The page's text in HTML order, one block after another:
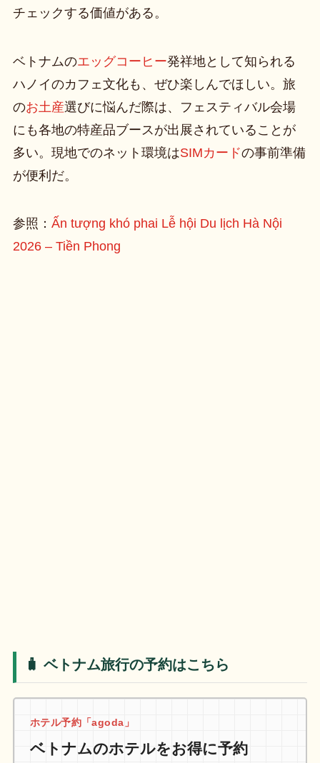
チェックする価値がある。
ベトナムのエッグコーヒー発祥地として知られる
ハノイのカフェ文化も、ぜひ楽しんでほしい。旅
のお土産選びに悩んだ際は、フェスティバル会場
にも各地の特産品ブースが出展されていることが
多い。現地でのネット環境はSIMカードの事前準備
が便利だ。
参照： Ấn tượng khó phai Lễ hội Du lịch Hà Nội
2026 – Tiền Phong
🧳 ベトナム旅行の予約はこちら
ホテル予約「agoda」
ベトナムのホテルをお得に予約